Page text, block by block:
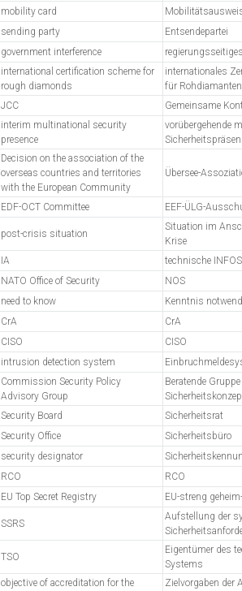
mobility card
sending party
Entsendepartei
government interference
international certification scheme for
rough diamonds
internationales
für Rohdiamanten
JCC Gemeinsame
interim multinational security
presence
vorübergehende
Decision on the association of the
overseas countries and territories
with the European Community
Übersee-
EDF-OCT Committee EEF-ÜLG-
post-crisis situation
Situation im
Krise
IA
technische
NATO Office of Security
NOS
need to know
Kenntnis
CrA
CrA
CISO
CISO
intrusion detection system
Commission Security Policy
Advisory Group
Beratende
Security Board
Sicherheitsrat
Security Office
Sicherheitsbüro
security designator
RCO
RCO
EU Top Secret Registry EU-streng
SSRS
Aufstellung der
TSO
Eigentümer des
Systems
objective of accreditation for the
Zielvorgaben der